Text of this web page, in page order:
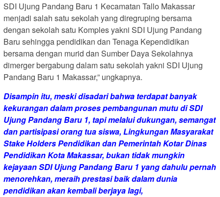
SDI Ujung Pandang Baru 1 Kecamatan Tallo Makassar
menjadi salah satu sekolah yang diregruping bersama
dengan sekolah satu Komples yakni SDI Ujung Pandang
Baru sehingga pendidikan dan Tenaga Kependidikan
bersama dengan murid dan Sumber Daya Sekolahnya
dimerger bergabung dalam satu sekolah yakni SDI Ujung
Pandang Baru 1 Makassar,” ungkapnya.
Disampin itu, meski disadari bahwa terdapat banyak
kekurangan dalam proses pembangunan mutu di SDI
Ujung Pandang Baru 1, tapi melalui dukungan, semangat
dan partisipasi orang tua siswa, Lingkungan Masyarakat
Stake Holders Pendidikan dan Pemerintah Kotar Dinas
Pendidikan Kota Makassar, bukan tidak mungkin
kejayaan SDI Ujung Pandang Baru 1 yang dahulu pernah
menorehkan, meraih prestasi baik dalam dunia
pendidikan akan kembali berjaya lagi,